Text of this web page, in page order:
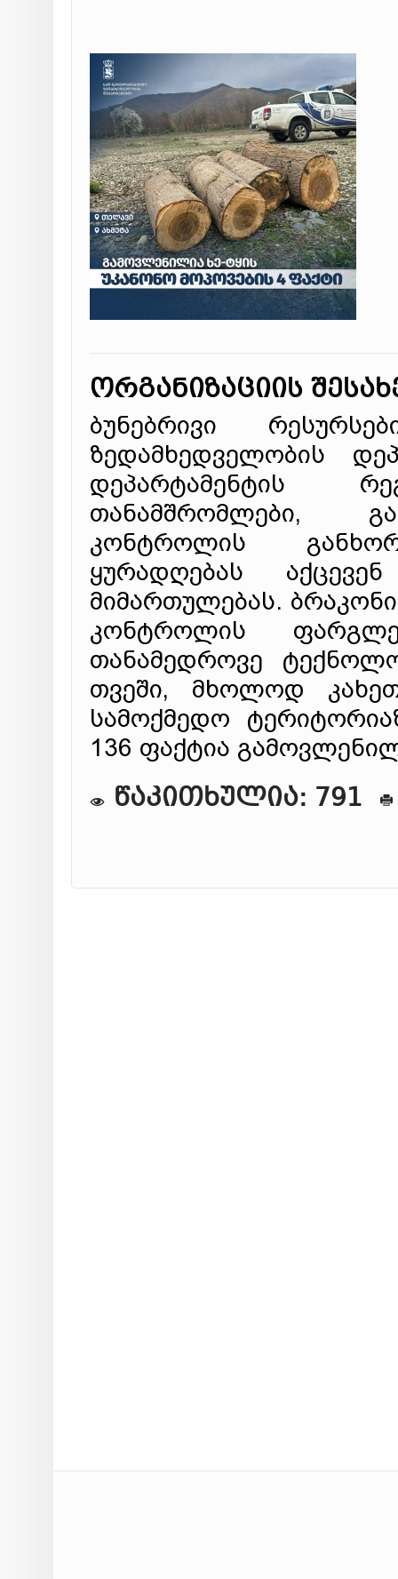
ორგანიზაციის
ბუნებრივი
ზედამხედველობის
დეპარტამენტის
თანამშრომლები,
კონტროლის
ყურადღებას
მიმართულებას.
კონტროლის
თანამედროვე
თვეში, მხოლოდ
სამოქმედო
136 ფაქტია
წაკითხულია: 791